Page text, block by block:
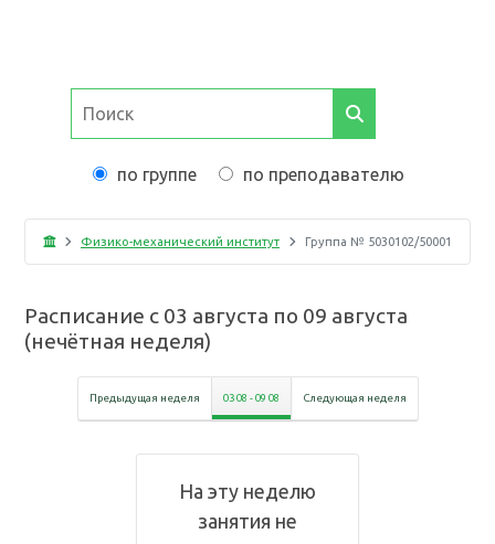
по группе по преподавателю
Физико-механический институт Группа № 5030102/50001
Расписание с 03 августа по 09 августа
(нечётная неделя)
Предыдущая неделя 03 08 -09 08 Следующая неделя
На эту неделю
занятия не